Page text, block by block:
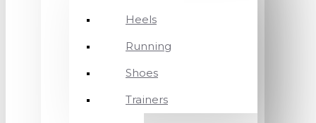
Heels
Running
Shoes
Trainers